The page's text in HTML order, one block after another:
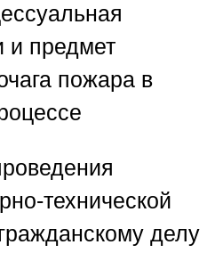
и предмет
пожара в
технической
делу